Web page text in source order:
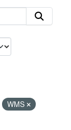
WMS